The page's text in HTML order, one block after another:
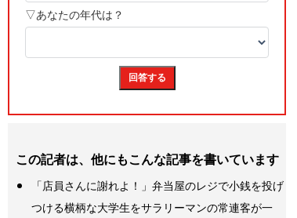
この記者は、他にもこんな記事を書いています
「店員さんに謝れよ！」弁当屋のレジで小銭を投げ
つける横柄な大学生をサラリーマンの常連客が一